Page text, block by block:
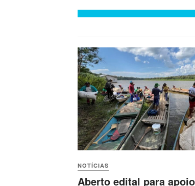
NOTÍCIAS
Aberto edital para